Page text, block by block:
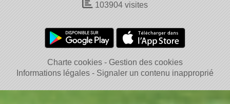
103904 visites
Charte cookies
Gestion des cookies
Informations légales
Signaler un contenu inapproprié